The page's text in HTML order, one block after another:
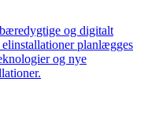
og digitalt
planlægges
og nye